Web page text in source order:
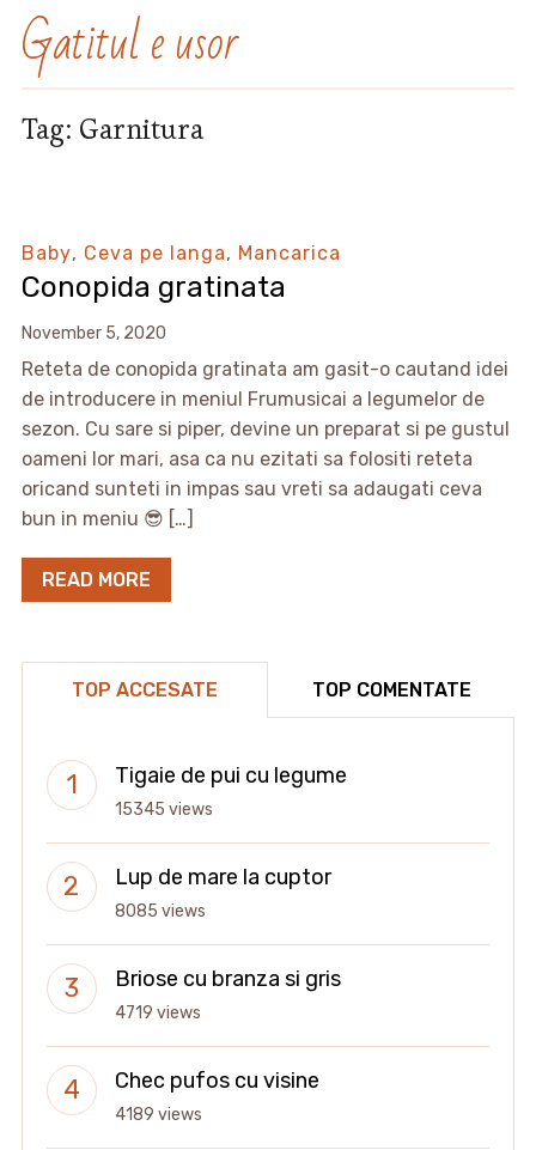
Gatitul e usor
Tag: Garnitura
Baby, Ceva pe langa, Mancarica
Conopida gratinata
November 5, 2020
Reteta de conopida gratinata am gasit-o cautand idei
de introducere in meniul Frumusicai a legumelor de
sezon. Cu sare si piper, devine un preparat si pe gustul
oameni lor mari, asa ca nu ezitati sa folositi reteta
oricand sunteti in impas sau vreti sa adaugati ceva
bun in meniu 😎 […]
READ MORE
TOP ACCESATE TOP COMENTATE
Tigaie de pui cu legume
15345 views
Lup de mare la cuptor
8085 views
Briose cu branza si gris
4719 views
Chec pufos cu visine
4189 views